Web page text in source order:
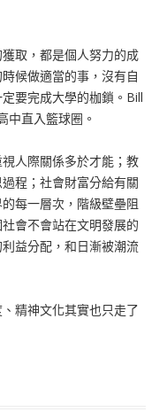
取，都是個人努力的成
候做適當的事，沒有自
要完成大學的枷鎖。Bill
直入籃球圈。
人際關係多於才能；教
程；社會財富分給有關
每一層次，階級壁壘阻
會不會站在文明發展的
益分配，和日漸被潮流
精神文化其實也只走了